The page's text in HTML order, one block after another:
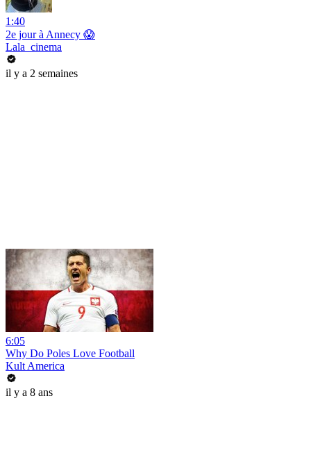
1:40
2e jour à Annecy 😱
Lala_cinema
il y a 2 semaines
6:05
Why Do Poles Love Football
Kult America
il y a 8 ans